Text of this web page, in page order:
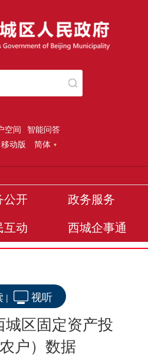
空间 智能问答
移动版 简体
公开 政务服务
互动 西城企事通
| 视听
城区固定资产投
户）数据